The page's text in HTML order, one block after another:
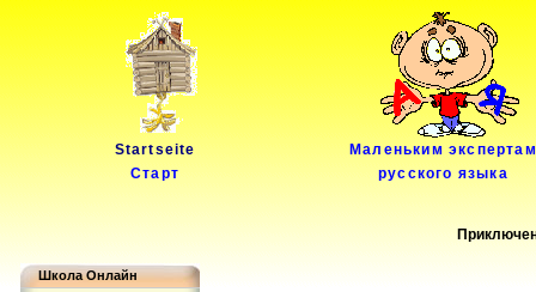
Startseite
Старт
Маленьким экспертам
русского языка
Школа Онлайн